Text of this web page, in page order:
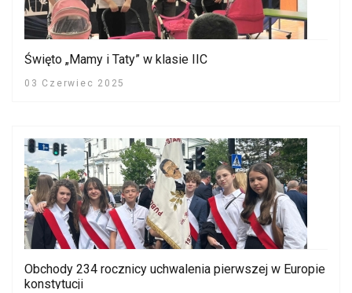
Święto „Mamy i Taty” w klasie IIC
03 Czerwiec 2025
Obchody 234 rocznicy uchwalenia pierwszej w Europie
konstytucji